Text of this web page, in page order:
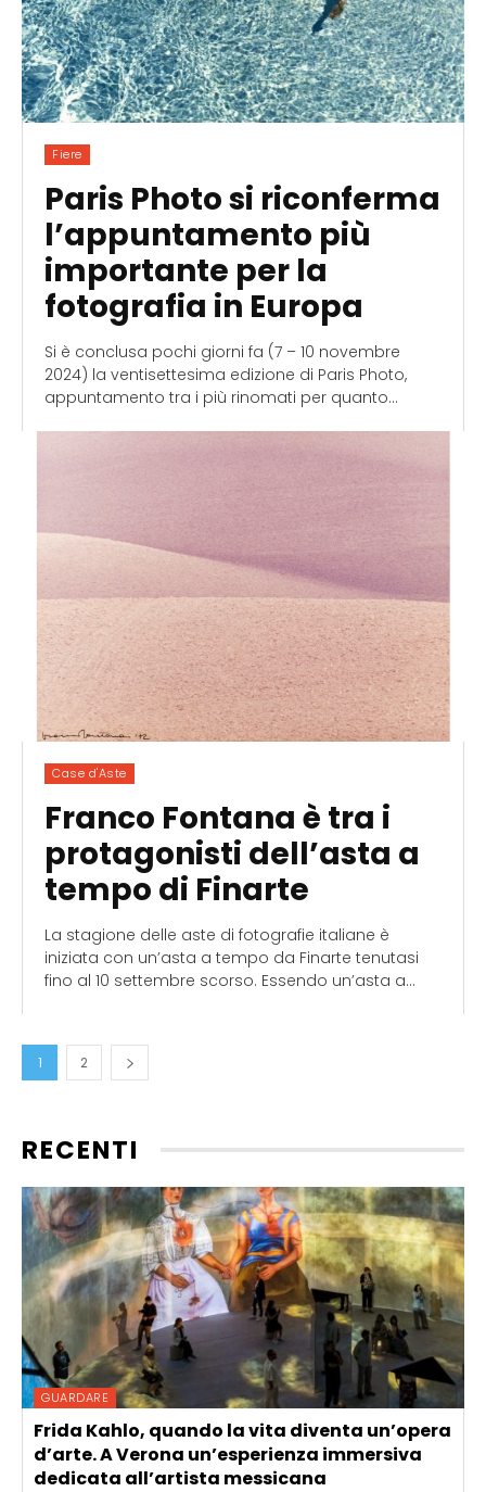
Fiere
Paris Photo si riconferma
l’appuntamento più
importante per la
fotografia in Europa
Si è conclusa pochi giorni fa (7 – 10 novembre
2024) la ventisettesima edizione di Paris Photo,
appuntamento tra i più rinomati per quanto...
Case d'Aste
Franco Fontana è tra i
protagonisti dell’asta a
tempo di Finarte
La stagione delle aste di fotografie italiane è
iniziata con un’asta a tempo da Finarte tenutasi
fino al 10 settembre scorso. Essendo un’asta a...
1 2
RECENTI
GUARDARE
Frida Kahlo, quando la vita diventa un’opera
d’arte. A Verona un’esperienza immersiva
dedicata all’artista messicana